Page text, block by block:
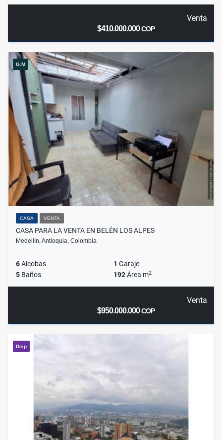
Venta
$410.000.000COP
G.M
CASA VENTA
CASA PARA LA VENTA EN BELÉN LOS ALPES
Medellín, Antioquia, Colombia
6Alcobas 1 Garaje
5 Baños 192Área m2
Venta
$950.000.000COP
Disp